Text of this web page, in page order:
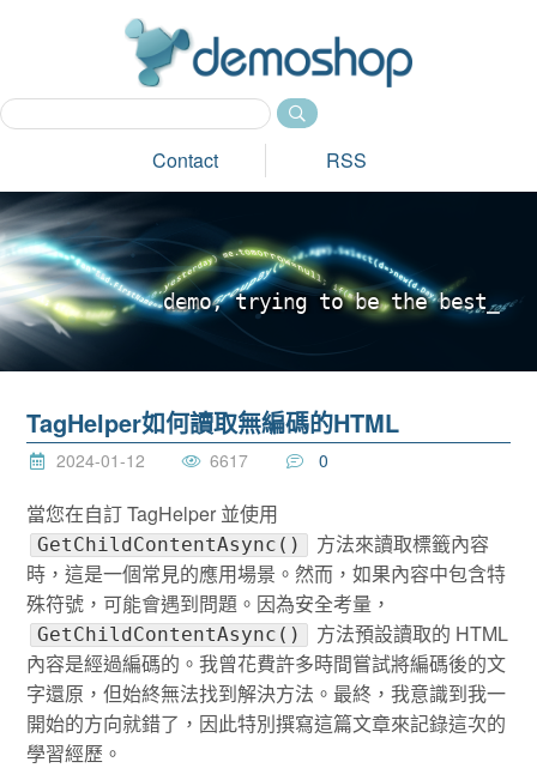
Contact RSS
demo, trying to be the best_
TagHelper如何讀取無編碼的HTML
2024-01-12 6617 0
當您在自訂 TagHelper 並使用
GetChildContentAsync()
方法來讀取標籤內容
時，這是一個常見的應用場景。然而，如果內容中包含特
殊符號，可能會遇到問題。因為安全考量，
GetChildContentAsync()
方法預設讀取的 HTML
內容是經過編碼的。我曾花費許多時間嘗試將編碼後的文
字還原，但始終無法找到解決方法。最終，我意識到我一
開始的方向就錯了，因此特別撰寫這篇文章來記錄這次的
學習經歷。